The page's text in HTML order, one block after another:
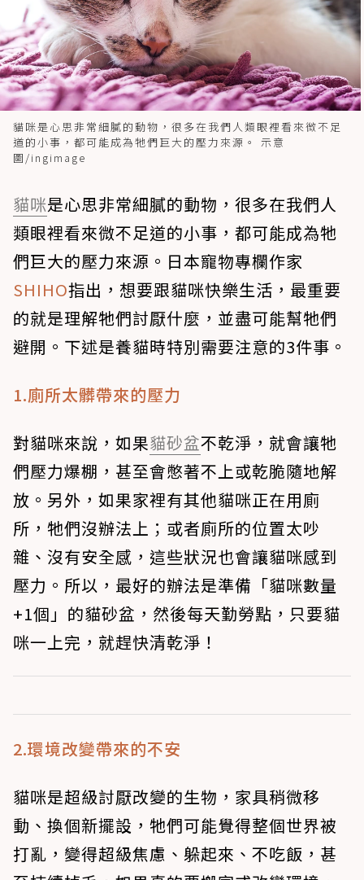
貓咪是心思非常細膩的動物，很多在我們人類眼裡看來微不足
道的小事，都可能成為牠們巨大的壓力來源。 示意
圖/ingimage
貓咪是心思非常細膩的動物，很多在我們人
類眼裡看來微不足道的小事，都可能成為牠
們巨大的壓力來源。日本寵物專欄作家
SHIHO指出，想要跟貓咪快樂生活，最重要
的就是理解牠們討厭什麼，並盡可能幫牠們
避開。下述是養貓時特別需要注意的3件事。
1.廁所太髒帶來的壓力
對貓咪來說，如果貓砂盆不乾淨，就會讓牠
們壓力爆棚，甚至會憋著不上或乾脆隨地解
放。另外，如果家裡有其他貓咪正在用廁
所，牠們沒辦法上；或者廁所的位置太吵
雜、沒有安全感，這些狀況也會讓貓咪感到
壓力。所以，最好的辦法是準備「貓咪數量
+1個」的貓砂盆，然後每天勤勞點，只要貓
咪一上完，就趕快清乾淨！
2.環境改變帶來的不安
貓咪是超級討厭改變的生物，家具稍微移
動、換個新擺設，牠們可能覺得整個世界被
打亂，變得超級焦慮、躲起來、不吃飯，甚